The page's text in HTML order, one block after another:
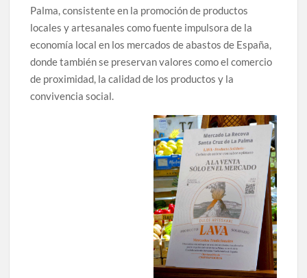
Palma, consistente en la promoción de productos
locales y artesanales como fuente impulsora de la
economía local en los mercados de abastos de España,
donde también se preservan valores como el comercio
de proximidad, la calidad de los productos y la
convivencia social.